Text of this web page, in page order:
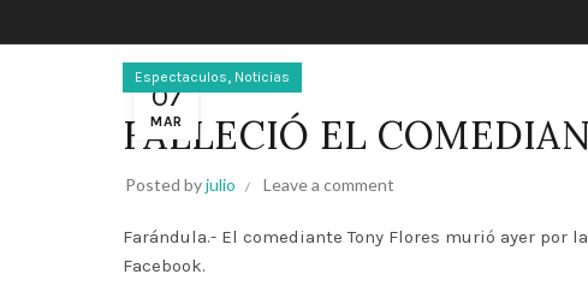
07
MAR
Espectaculos, Noticias
FALLECIÓ EL
Posted byjulio Leave a comment
Farándula.- El comediante Tony Flores murió ayer por
Facebook.